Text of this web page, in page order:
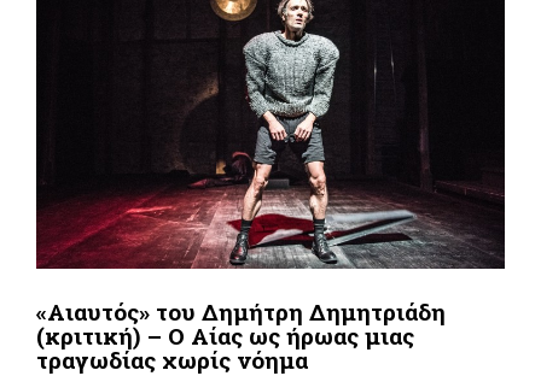
«Αιαυτός» του Δημήτρη Δημητριάδη
(κριτική) – Ο Αίας ως ήρωας μιας
τραγωδίας χωρίς νόημα